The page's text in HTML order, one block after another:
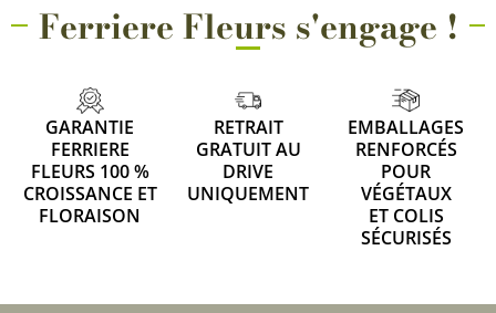
Ferriere Fleurs s'engage !
GARANTIE
FERRIERE
FLEURS 100 %
CROISSANCE ET
FLORAISON
RETRAIT
GRATUIT AU
DRIVE
UNIQUEMENT
EMBALLAGES
RENFORCÉS
POUR
VÉGÉTAUX
ET COLIS
SÉCURISÉS